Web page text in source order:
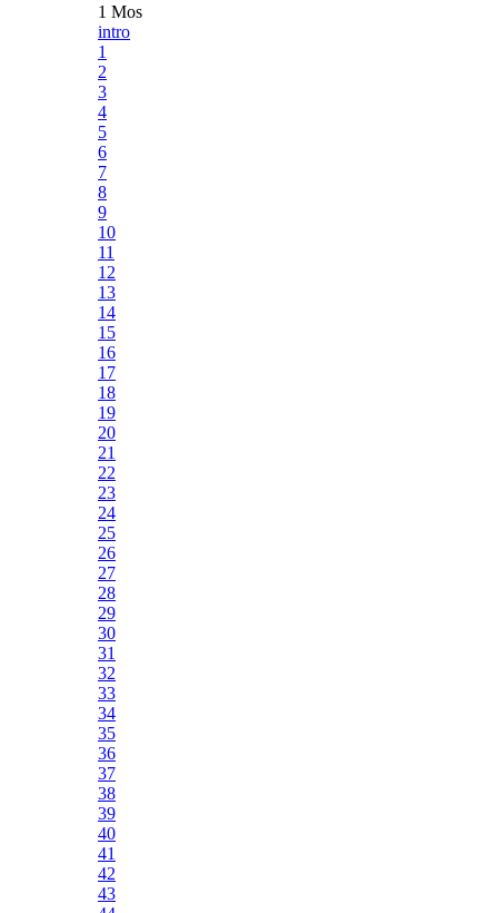
1 Mos
intro
1
2
3
4
5
6
7
8
9
10
11
12
13
14
15
16
17
18
19
20
21
22
23
24
25
26
27
28
29
30
31
32
33
34
35
36
37
38
39
40
41
42
43